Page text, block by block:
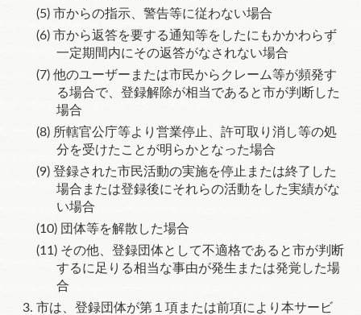
市からの指示、警告等に従わない場合
市から返答を要する通知等をしたにもかかわらず
一定期間内にその返答がなされない場合
他のユーザーまたは市民からクレーム等が頻発す
る場合で、登録解除が相当であると市が判断した
場合
所轄官公庁等より営業停止、許可取り消し等の処
分を受けたことが明らかとなった場合
登録された市民活動の実施を停止または終了した
場合または登録後にそれらの活動をした実績がな
い場合
団体等を解散した場合
その他、登録団体として不適格であると市が判断
するに足りる相当な事由が発生または発覚した場
合
市は、登録団体が第１項または前項により本サービ